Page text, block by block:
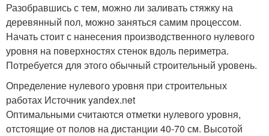
Разобравшись с тем, можно ли заливать стяжку на
деревянный пол, можно заняться самим процессом.
Начать стоит с нанесения производственного нулевого
уровня на поверхностях стенок вдоль периметра.
Потребуется для этого обычный строительный уровень.
Определение нулевого уровня при строительных
работах Источник yandex.net
Оптимальными считаются отметки нулевого уровня,
отстоящие от полов на дистанции 40-70 см. Высотой